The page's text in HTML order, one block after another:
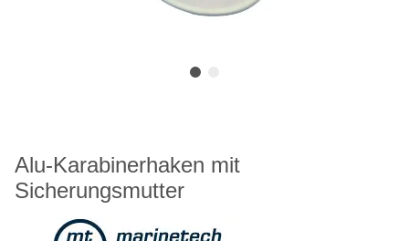
Alu-Karabinerhaken mit
Sicherungsmutter